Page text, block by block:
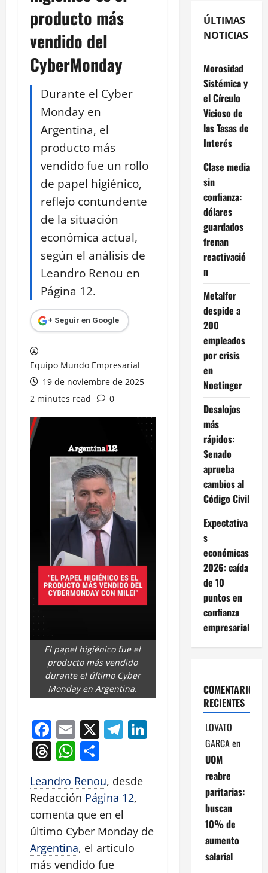
producto más
vendido del
CyberMonday
Durante el Cyber
Monday en
Argentina, el
producto más
vendido fue un rollo
de papel higiénico,
reflejo contundente
de la situación
económica actual,
según el análisis de
Leandro Renou en
Página 12.
+ Seguir en Google
Equipo Mundo Empresarial
19 de noviembre de 2025
2 minutes read
0
El papel higiénico fue el
producto más vendido
durante el último Cyber
Monday en Argentina.
Facebook
Email
X Telegram
LinkedIn
Threads
WhatsApp
Leandro Renou, desde
Redacción Página 12,
comenta que en el
último Cyber Monday de
Argentina, el artículo
más vendido fue
ÚLTIMAS
NOTICIAS
Morosidad
Sistémica y
el Círculo
Vicioso de
las Tasas de
Interés
Clase media
sin
confianza:
dólares
guardados
frenan
reactivació
n
Metalfor
despide a
200
empleados
por crisis
en
Noetinger
Desalojos
más
rápidos:
Senado
aprueba
cambios al
Código Civil
Expectativa
s
económicas
2026: caída
de 10
puntos en
confianza
empresarial
COMENTARIOS
RECIENTES
LOVATO
GARCAen
UOM
reabre
paritarias:
buscan
10% de
aumento
salarial